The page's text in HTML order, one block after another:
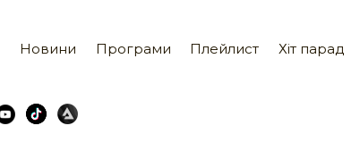
Новини Програми Плейлист Хіт парад